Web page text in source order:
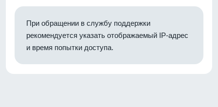
При обращении в службу поддержки
рекомендуется указать отображаемый IP-адрес
и время попытки доступа.